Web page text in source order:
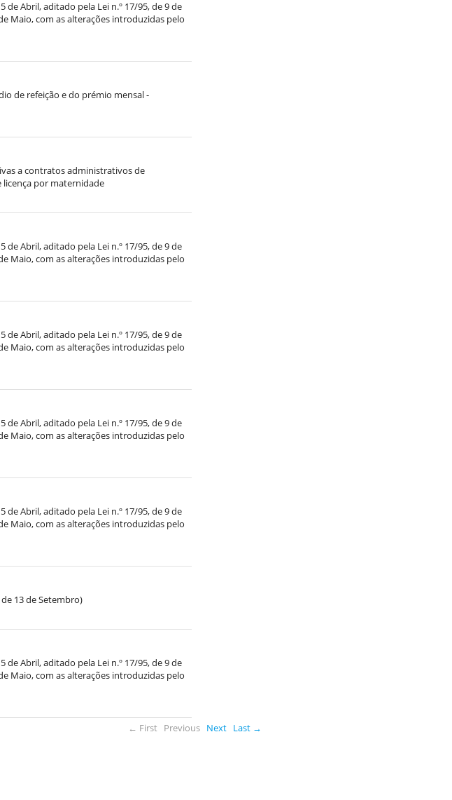
de Abril, aditado pela Lei n.º 17/95, de 9 de
Maio, com as alterações introduzidas pelo
de refeição e do prémio mensal -
a contratos administrativos de
por maternidade
de Abril, aditado pela Lei n.º 17/95, de 9 de
Maio, com as alterações introduzidas pelo
de Abril, aditado pela Lei n.º 17/95, de 9 de
Maio, com as alterações introduzidas pelo
de Abril, aditado pela Lei n.º 17/95, de 9 de
Maio, com as alterações introduzidas pelo
de Abril, aditado pela Lei n.º 17/95, de 9 de
Maio, com as alterações introduzidas pelo
13 de Setembro)
de Abril, aditado pela Lei n.º 17/95, de 9 de
Maio, com as alterações introduzidas pelo
← First Previous Next Last →